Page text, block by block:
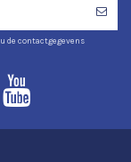
de contactgegevens